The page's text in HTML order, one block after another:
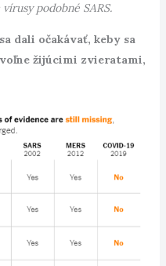
podobné SARS.
dali očakávať, keby sa
žijúcimi zvieratami,